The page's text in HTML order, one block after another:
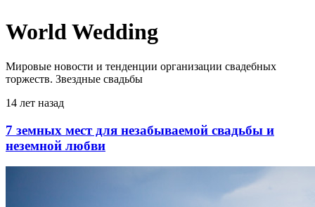
World Wedding
Мировые новости и тенденции организации свадебных
торжеств. Звездные свадьбы
14 лет назад
7 земных мест для незабываемой свадьбы и
неземной любви